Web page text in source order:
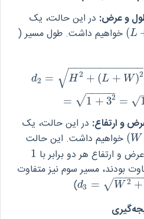
طول و عرض: در این حالت، یک
(L
(L+ خواهیم داشت. طول مسیر (
d2 = H2 + (L + W)2
− −
−−−−−−−−−−
√
= 1 + 32
− −
−−−
√ = √
d2 = H2+( L+ W)2=1 2+(2+
و ارتفاع: در این حالت، یک
(W
(W+
خواهیم داشت. این حالت
و ارتفاع هر دو برابر با 1
1
بودند، مسیر سوم نیز متفاوت
d3 = W 2 +
−−−−
√
d3 =W 2+(L+H)
)